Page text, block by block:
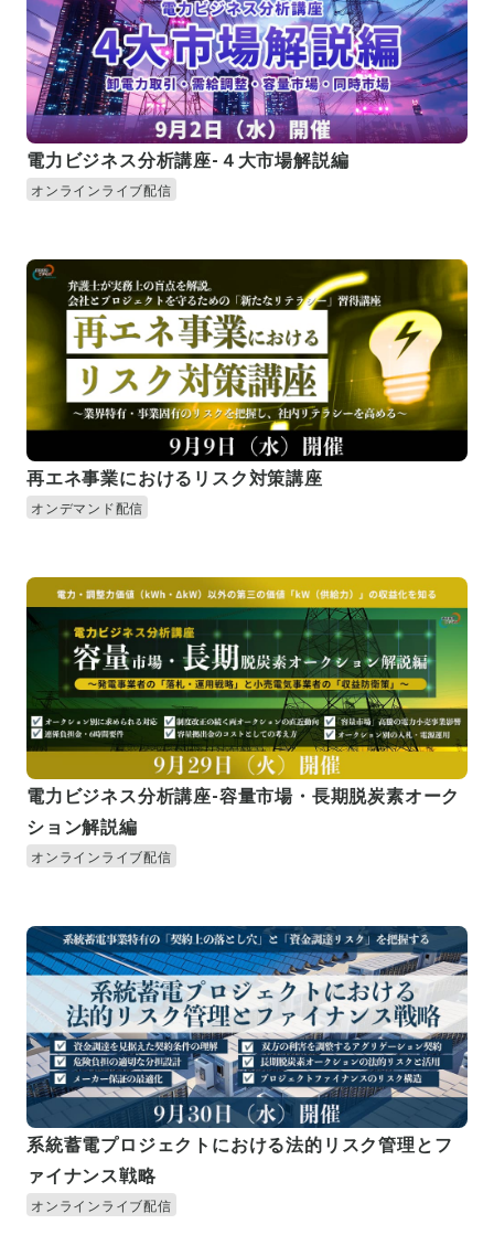
電力ビジネス分析講座-４大市場解説編
オンラインライブ配信
再エネ事業におけるリスク対策講座
オンデマンド配信
電力ビジネス分析講座-容量市場・長期脱炭素オーク
ション解説編
オンラインライブ配信
系統蓄電プロジェクトにおける法的リスク管理とフ
ァイナンス戦略
オンラインライブ配信